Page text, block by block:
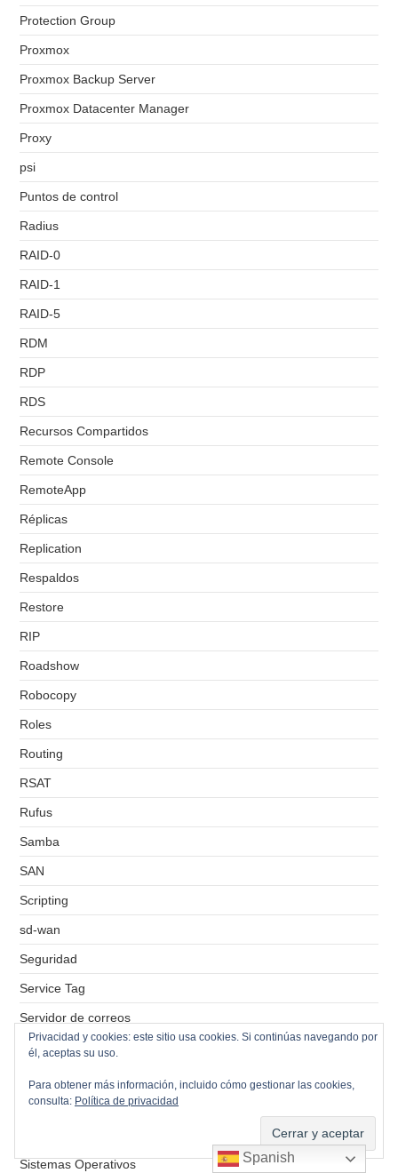
Protection Group
Proxmox
Proxmox Backup Server
Proxmox Datacenter Manager
Proxy
psi
Puntos de control
Radius
RAID-0
RAID-1
RAID-5
RDM
RDP
RDS
Recursos Compartidos
Remote Console
RemoteApp
Réplicas
Replication
Respaldos
Restore
RIP
Roadshow
Robocopy
Roles
Routing
RSAT
Rufus
Samba
SAN
Scripting
sd-wan
Seguridad
Service Tag
Servidor de correos
Servidor de ficheros
Servidor de impresión
Servidores VPS
Sistemas Operativos Spanish
Privacidad y cookies: este sitio usa cookies. Si continúas navegando por
él, aceptas su uso.
Para obtener más información, incluido cómo gestionar las cookies,
consulta: Política de privacidad